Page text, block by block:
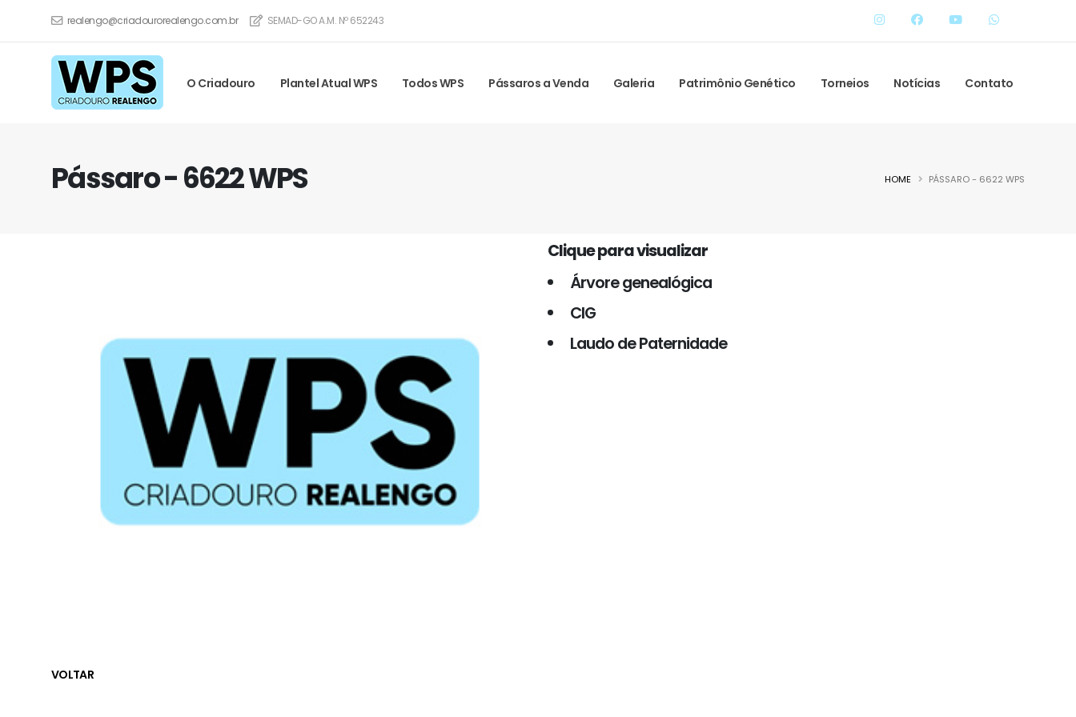
realengo@criadourorealengo.com.br SEMAD-GO A.M. Nº 652243
O Criadouro Plantel Atual WPS Todos WPS Pássaros a Venda Galeria Patrimônio Genético Torneios Notícias Contato
Pássaro - 6622 WPS HOME PÁSSARO - 6622 WPS
Clique para visualizar
Árvore genealógica
CIG
Laudo de Paternidade
VOLTAR